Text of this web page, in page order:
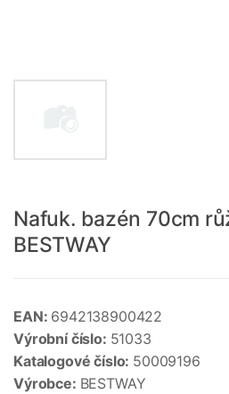
Nafuk. bazén 70cm
BESTWAY
EAN: 6942138900422
Výrobní číslo: 51033
Katalogové číslo: 50009196
Výrobce: BESTWAY